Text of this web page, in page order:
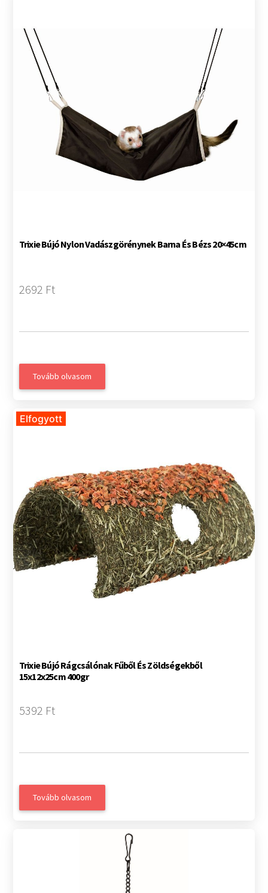
Trixie Bújó Nylon Vadászgörénynek Barna És Bézs 20×45cm
2692 Ft
Tovább olvasom
Elfogyott
Trixie Bújó Rágcsálónak Fűből És Zöldségekből
15x12x25cm 400gr
5392 Ft
Tovább olvasom